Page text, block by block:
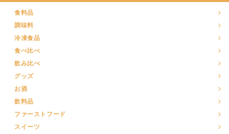
食料品
調味料
冷凍食品
食べ比べ
飲み比べ
グッズ
お酒
飲料品
ファーストフード
スイーツ